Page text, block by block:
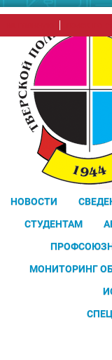
НОВОСТИ
СТУДЕНТАМ
МОНИТОРИНГ